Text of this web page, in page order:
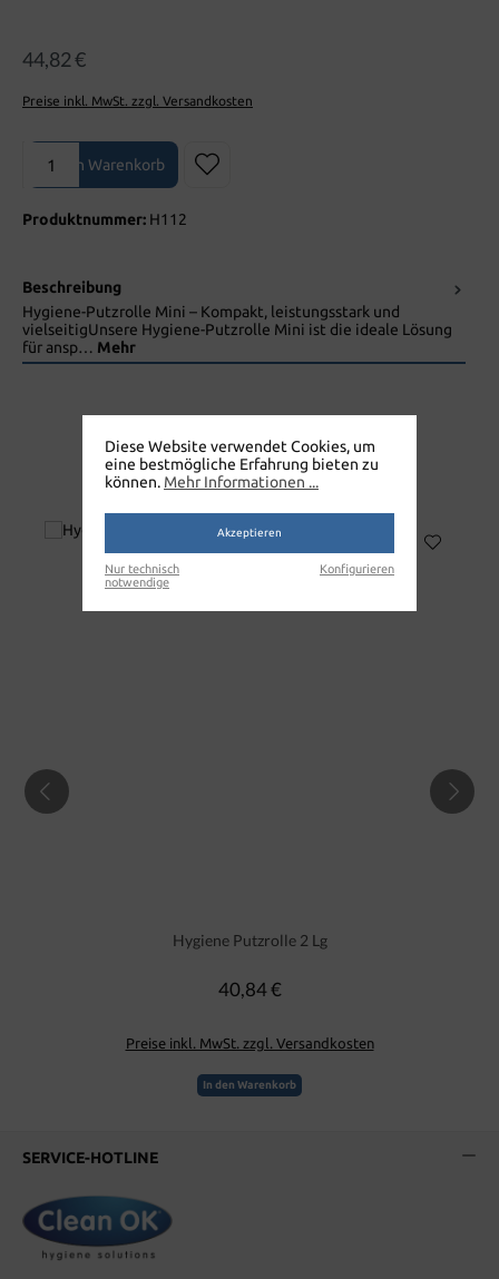
44,82 €
Preise inkl. MwSt. zzgl. Versandkosten
Produkt Anzahl: Gib den gewünschten Wert ein oder benutze die
In den Warenkorb
Produktnummer: H112
Beschreibung
Hygiene-Putzrolle Mini – Kompakt, leistungsstark und
vielseitigUnsere Hygiene-Putzrolle Mini ist die ideale Lösung
für ansp… Mehr
HYGIENE PUTZROLLE
Hygiene Putzrolle 2 Lg
Regulärer Preis:
40,84 €
Preise inkl. MwSt. zzgl. Versandkosten
In den Warenkorb
SERVICE-HOTLINE
Diese Website verwendet Cookies, um
eine bestmögliche Erfahrung bieten zu
können. Mehr Informationen ...
Akzeptieren
Nur technisch
notwendige
Konfigurieren